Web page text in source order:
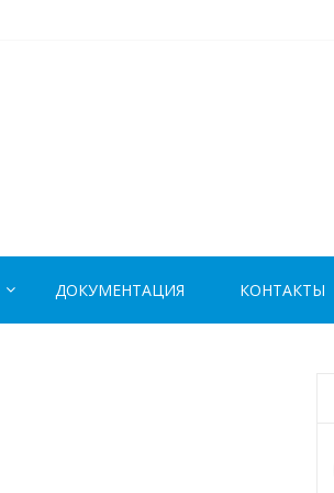
ДОКУМЕНТАЦИЯ КОНТАКТЫ